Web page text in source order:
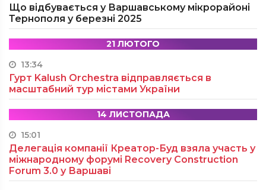
Що відбувається у Варшавському мікрорайоні
Тернополя у березні 2025
21 ЛЮТОГО
13:34
Гурт Kalush Orchestra відправляється в
масштабний тур містами України
14 ЛИСТОПАДА
15:01
Делегація компанії Креатор-Буд взяла участь у
міжнародному форумі Recovery Construction
Forum 3.0 у Варшаві